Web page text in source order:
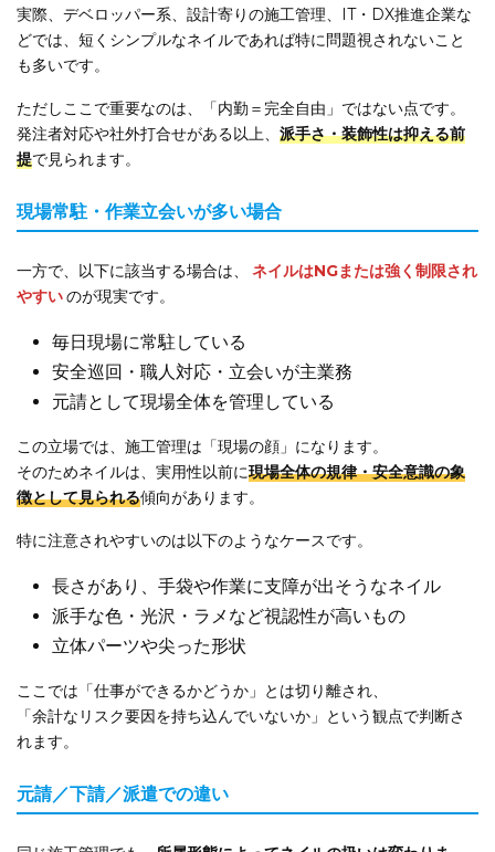
実際、デベロッパー系、設計寄りの施工管理、IT・DX推進企業な
どでは、短くシンプルなネイルであれば特に問題視されないこと
も多いです。
ただしここで重要なのは、「内勤＝完全自由」ではない点です。
発注者対応や社外打合せがある以上、 派手さ・装飾性は抑える前
提で見られます。
現場常駐・作業立会いが多い場合
一方で、以下に該当する場合は、
ネイルはNGまたは強く制限され
やすいのが現実です。
毎日現場に常駐している
安全巡回・職人対応・立会いが主業務
元請として現場全体を管理している
この立場では、施工管理は「現場の顔」になります。
そのためネイルは、実用性以前に現場全体の規律・安全意識の象
徴として見られる傾向があります。
特に注意されやすいのは以下のようなケースです。
長さがあり、手袋や作業に支障が出そうなネイル
派手な色・光沢・ラメなど視認性が高いもの
立体パーツや尖った形状
ここでは「仕事ができるかどうか」とは切り離され、
「余計なリスク要因を持ち込んでいないか」という観点で判断さ
れます。
元請／下請／派遣での違い